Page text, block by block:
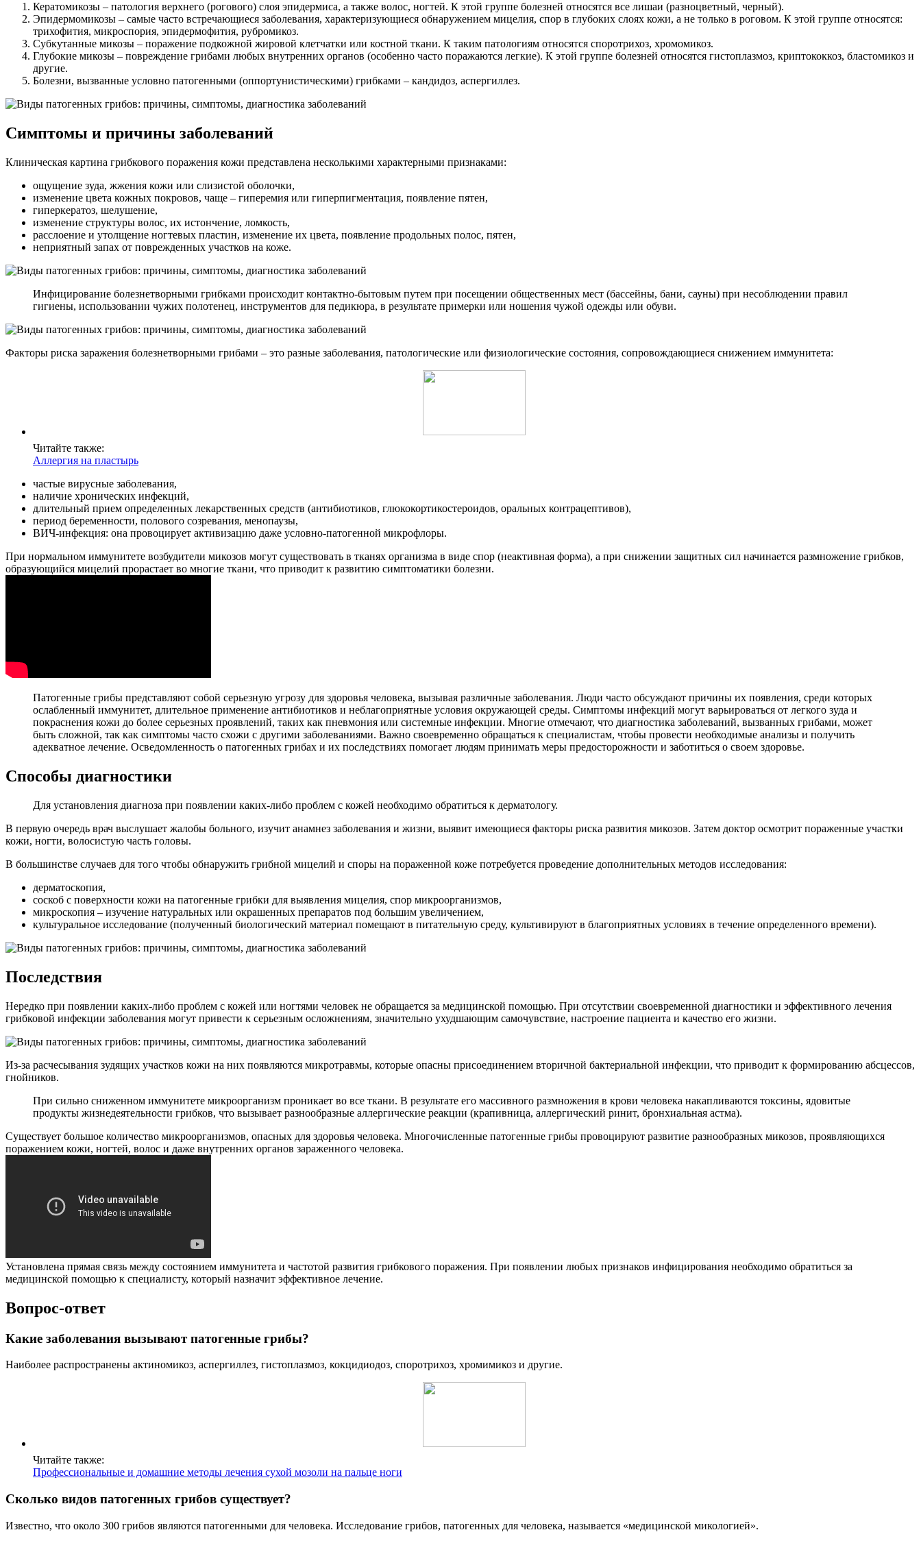
Кератомикозы – патология верхнего (рогового) слоя эпидермиса, а также волос, ногтей. К этой группе болезней относятся все лишаи (разноцветный, черный).
Эпидермомикозы – самые часто встречающиеся заболевания, характеризующиеся обнаружением мицелия, спор в глубоких слоях кожи, а не только в роговом. К этой группе относятся:
трихофития, микроспория, эпидермофития, рубромикоз.
Субкутанные микозы – поражение подкожной жировой клетчатки или костной ткани. К таким патологиям относятся споротрихоз, хромомикоз.
Глубокие микозы – повреждение грибами любых внутренних органов (особенно часто поражаются легкие). К этой группе болезней относятся гистоплазмоз, криптококкоз, бластомикоз и
другие.
Болезни, вызванные условно патогенными (оппортунистическими) грибками – кандидоз, аспергиллез.
Симптомы и причины заболеваний
Клиническая картина грибкового поражения кожи представлена несколькими характерными признаками:
ощущение зуда, жжения кожи или слизистой оболочки,
изменение цвета кожных покровов, чаще – гиперемия или гиперпигментация, появление пятен,
гиперкератоз, шелушение,
изменение структуры волос, их истончение, ломкость,
расслоение и утолщение ногтевых пластин, изменение их цвета, появление продольных полос, пятен,
неприятный запах от поврежденных участков на коже.
Инфицирование болезнетворными грибками происходит контактно-бытовым путем при посещении общественных мест (бассейны, бани, сауны) при несоблюдении правил
гигиены, использовании чужих полотенец, инструментов для педикюра, в результате примерки или ношения чужой одежды или обуви.
Факторы риска заражения болезнетворными грибами – это разные заболевания, патологические или физиологические состояния, сопровождающиеся снижением иммунитета:
Читайте также:
Аллергия на пластырь
частые вирусные заболевания,
наличие хронических инфекций,
длительный прием определенных лекарственных средств (антибиотиков, глюкокортикостероидов, оральных контрацептивов),
период беременности, полового созревания, менопаузы,
ВИЧ-инфекция: она провоцирует активизацию даже условно-патогенной микрофлоры.
При нормальном иммунитете возбудители микозов могут существовать в тканях организма в виде спор (неактивная форма), а при снижении защитных сил начинается размножение грибков,
образующийся мицелий прорастает во многие ткани, что приводит к развитию симптоматики болезни.
Патогенные грибы представляют собой серьезную угрозу для здоровья человека, вызывая различные заболевания. Люди часто обсуждают причины их появления, среди которых
ослабленный иммунитет, длительное применение антибиотиков и неблагоприятные условия окружающей среды. Симптомы инфекций могут варьироваться от легкого зуда и
покраснения кожи до более серьезных проявлений, таких как пневмония или системные инфекции. Многие отмечают, что диагностика заболеваний, вызванных грибами, может
быть сложной, так как симптомы часто схожи с другими заболеваниями. Важно своевременно обращаться к специалистам, чтобы провести необходимые анализы и получить
адекватное лечение. Осведомленность о патогенных грибах и их последствиях помогает людям принимать меры предосторожности и заботиться о своем здоровье.
Способы диагностики
Для установления диагноза при появлении каких-либо проблем с кожей необходимо обратиться к дерматологу.
В первую очередь врач выслушает жалобы больного, изучит анамнез заболевания и жизни, выявит имеющиеся факторы риска развития микозов. Затем доктор осмотрит пораженные участки
кожи, ногти, волосистую часть головы.
В большинстве случаев для того чтобы обнаружить грибной мицелий и споры на пораженной коже потребуется проведение дополнительных методов исследования:
дерматоскопия,
соскоб с поверхности кожи на патогенные грибки для выявления мицелия, спор микроорганизмов,
микроскопия – изучение натуральных или окрашенных препаратов под большим увеличением,
культуральное исследование (полученный биологический материал помещают в питательную среду, культивируют в благоприятных условиях в течение определенного времени).
Последствия
Нередко при появлении каких-либо проблем с кожей или ногтями человек не обращается за медицинской помощью. При отсутствии своевременной диагностики и эффективного лечения
грибковой инфекции заболевания могут привести к серьезным осложнениям, значительно ухудшающим самочувствие, настроение пациента и качество его жизни.
Из-за расчесывания зудящих участков кожи на них появляются микротравмы, которые опасны присоединением вторичной бактериальной инфекции, что приводит к формированию абсцессов,
гнойников.
При сильно сниженном иммунитете микроорганизм проникает во все ткани. В результате его массивного размножения в крови человека накапливаются токсины, ядовитые
продукты жизнедеятельности грибков, что вызывает разнообразные аллергические реакции (крапивница, аллергический ринит, бронхиальная астма).
Существует большое количество микроорганизмов, опасных для здоровья человека. Многочисленные патогенные грибы провоцируют развитие разнообразных микозов, проявляющихся
поражением кожи, ногтей, волос и даже внутренних органов зараженного человека.
Установлена прямая связь между состоянием иммунитета и частотой развития грибкового поражения. При появлении любых признаков инфицирования необходимо обратиться за
медицинской помощью к специалисту, который назначит эффективное лечение.
Вопрос-ответ
Какие заболевания вызывают патогенные грибы?
Наиболее распространены актиномикоз, аспергиллез, гистоплазмоз, кокцидиодоз, споротрихоз, хромимикоз и другие.
Читайте также:
Профессиональные и домашние методы лечения сухой мозоли на пальце ноги
Сколько видов патогенных грибов существует?
Известно, что около 300 грибов являются патогенными для человека. Исследование грибов, патогенных для человека, называется «медицинской микологией».